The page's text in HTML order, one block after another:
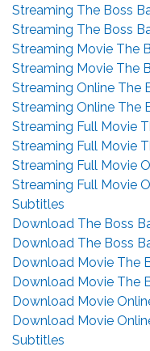
Streaming The Boss
Streaming The Boss
Streaming Movie The
Streaming Movie The
Streaming Online The
Streaming Online The
Streaming Full Movie
Streaming Full Movie
Streaming Full Movie
Streaming Full Movie
Subtitles
Download The Boss
Download The Boss
Download Movie The
Download Movie The
Download Movie
Download Movie
Subtitles